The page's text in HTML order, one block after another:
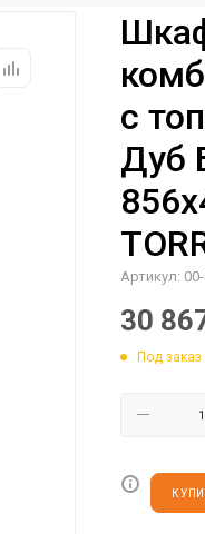
с
Дуб
Артикул:
30
Под заказ